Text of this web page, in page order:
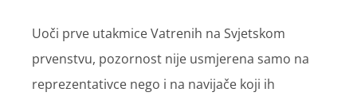
Uoči prve utakmice Vatrenih na Svjetskom
prvenstvu, pozornost nije usmjerena samo na
reprezentativce nego i na navijače koji ih